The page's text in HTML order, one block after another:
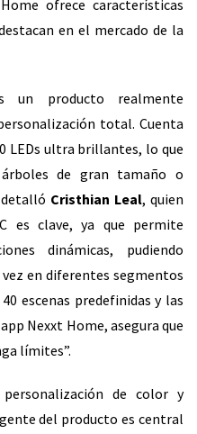
ofrece características
en el mercado de la
un producto realmente
total. Cuenta
LEDs ultra brillantes, lo que
de gran tamaño o
Cristhian Leal, quien
es clave, ya que permite
dinámicas, pudiendo
en diferentes segmentos
escenas predefinidas y las
Nexxt Home, asegura que
límites”.
de color y
del producto es central